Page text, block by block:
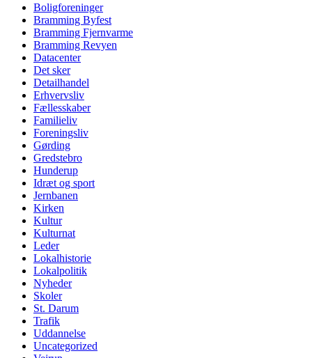
Boligforeninger
Bramming Byfest
Bramming Fjernvarme
Bramming Revyen
Datacenter
Det sker
Detailhandel
Erhvervsliv
Fællesskaber
Familieliv
Foreningsliv
Gørding
Gredstebro
Hunderup
Idræt og sport
Jernbanen
Kirken
Kultur
Kulturnat
Leder
Lokalhistorie
Lokalpolitik
Nyheder
Skoler
St. Darum
Trafik
Uddannelse
Uncategorized